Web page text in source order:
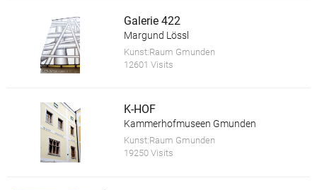
Galerie 422
Margund Lössl
Kunst:Raum Gmunden
12601 Visits
K-HOF
Kammerhofmuseen Gmunden
Kunst:Raum Gmunden
19250 Visits